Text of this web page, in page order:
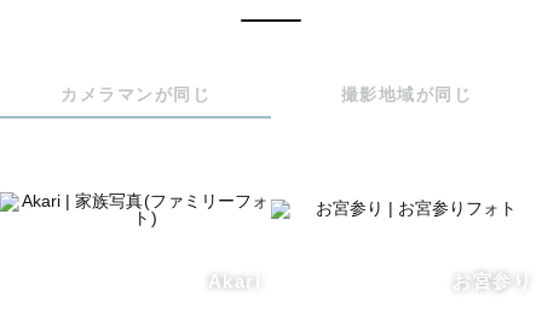
気軽にご相談ください。
カメラマンが同じ 撮影地域が同じ
Akari お宮参り